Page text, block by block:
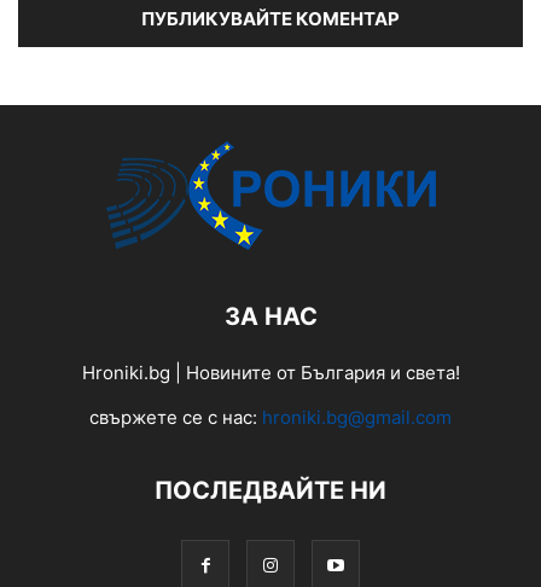
ЗА НАС
Hroniki.bg | Новините от България и света!
свържете се с нас: hroniki.bg@gmail.com
ПОСЛЕДВАЙТЕ НИ